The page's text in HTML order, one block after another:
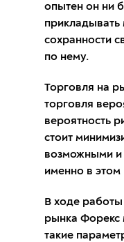
опытен он ни
прикладывать
сохранности
по нему.
Торговля на
торговля
вероятность
стоит
возможными и
именно в
В ходе
рынка Форекс
такие